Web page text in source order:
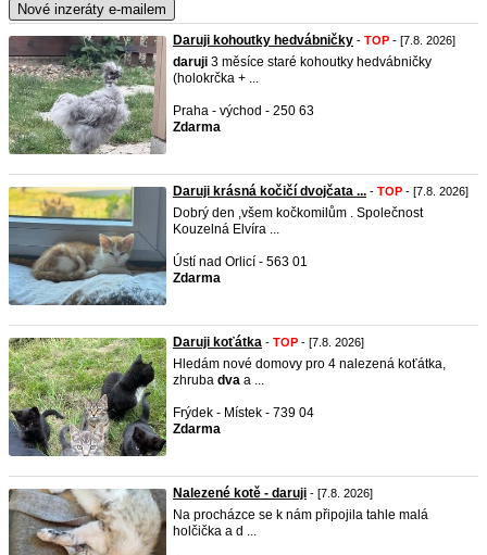
Nové inzeráty e-mailem
Daruji kohoutky hedvábničky - TOP - [7.8. 2026]
daruji 3 měsíce staré kohoutky hedvábničky
(holokrčka + ...
Praha - východ - 250 63
Zdarma
Daruji krásná kočičí dvojčata ... - TOP - [7.8. 2026]
Dobrý den ,všem kočkomilům . Společnost
Kouzelná Elvíra ...
Ústí nad Orlicí - 563 01
Zdarma
Daruji koťátka - TOP - [7.8. 2026]
Hledám nové domovy pro 4 nalezená koťátka,
zhruba dva a ...
Frýdek - Místek - 739 04
Zdarma
Nalezené kotě - daruji - [7.8. 2026]
Na procházce se k nám připojila tahle malá
holčička a d ...